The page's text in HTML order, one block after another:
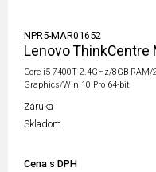
NPR5-MAR01652
Lenovo ThinkCentre
Core i5 7400T 2.4GHz/8GB RAM/
Graphics/Win 10 Pro 64-bit
Záruka
Skladom
Cena s DPH